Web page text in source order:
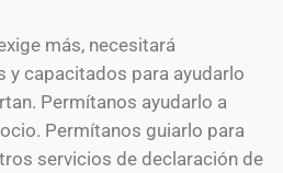
más, necesitará
y capacitados para ayudarlo
Permítanos ayudarlo a
Permítanos guiarlo para
servicios de declaración de